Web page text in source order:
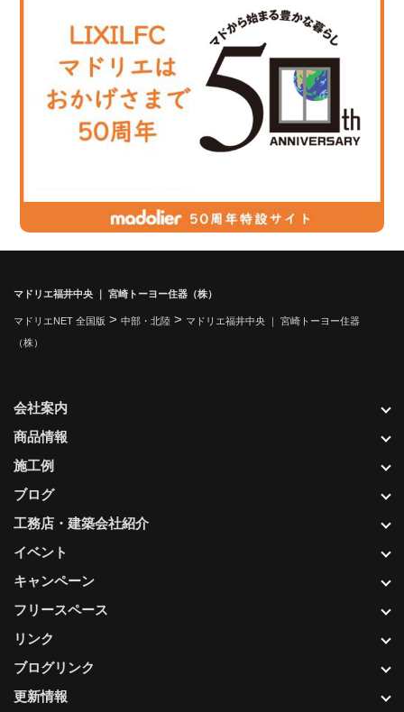
マドリエ福井中央 ｜ 宮崎トーヨー住器（株）
マドリエNET 全国版 > 中部・北陸 > マドリエ福井中央 ｜ 宮崎トーヨー住器
（株）
更新情報
会社案内
商品情報
施工例
ブログ
工務店・建築会社紹介
イベント
キャンペーン
フリースペース
リンク
ブログリンク